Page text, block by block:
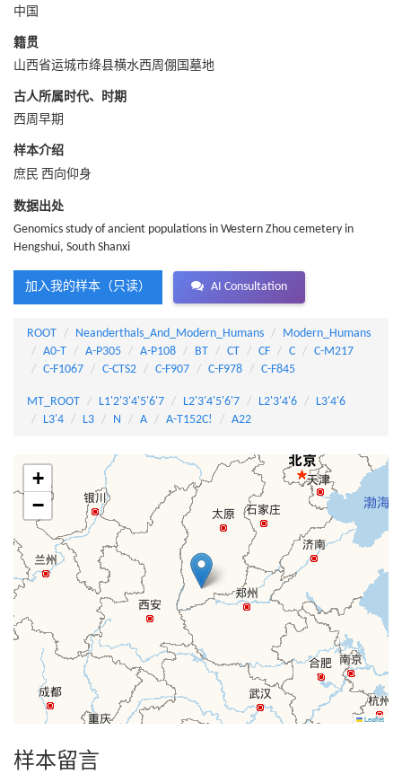
中国
籍贯
山西省运城市绛县横水西周倗国墓地
古人所属时代、时期
西周早期
样本介绍
庶民 西向仰身
数据出处
Genomics study of ancient populations in Western Zhou cemetery in
Hengshui, South Shanxi
加入我的样本（只读） AI Consultation
ROOT Neanderthals_And_Modern_Humans
Modern_Humans
A0-T
A-P305 A-P108 BT CT CF C
C-M217
C-F1067
C-CTS2 C-F907 C-F978 C-F845
MT_ROOT L1'2'3'4'5'6'7 L2'3'4'5'6'7 L2'3'4'6
L3'4'6
L3'4
L3 N A A-T152C! A22
+
−
Leaflet
样本留言